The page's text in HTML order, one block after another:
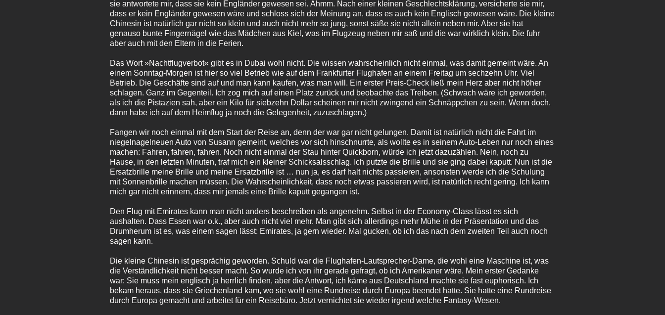
sie antwortete mir, dass sie kein Engländer gewesen sei. Ähmm. Nach einer kleinen Geschlechtsklärung, versicherte sie mir,
dass er kein Engländer gewesen wäre und schloss sich der Meinung an, dass es auch kein Englisch gewesen wäre. Die kleine
Chinesin ist natürlich gar nicht so klein und auch nicht mehr so jung, sonst säße sie nicht allein neben mir. Aber sie hat
genauso bunte Fingernägel wie das Mädchen aus Kiel, was im Flugzeug neben mir saß und die war wirklich klein. Die fuhr
aber auch mit den Eltern in die Ferien.
Das Wort »Nachtflugverbot« gibt es in Dubai wohl nicht. Die wissen wahrscheinlich nicht einmal, was damit gemeint wäre. An
einem Sonntag-Morgen ist hier so viel Betrieb wie auf dem Frankfurter Flughafen an einem Freitag um sechzehn Uhr. Viel
Betrieb. Die Geschäfte sind auf und man kann kaufen, was man will. Ein erster Preis-Check ließ mein Herz aber nicht höher
schlagen. Ganz im Gegenteil. Ich zog mich auf einen Platz zurück und beobachte das Treiben. (Schwach wäre ich geworden,
als ich die Pistazien sah, aber ein Kilo für siebzehn Dollar scheinen mir nicht zwingend ein Schnäppchen zu sein. Wenn doch,
dann habe ich auf dem Heimflug ja noch die Gelegenheit, zuzuschlagen.)
Fangen wir noch einmal mit dem Start der Reise an, denn der war gar nicht gelungen. Damit ist natürlich nicht die Fahrt im
niegelnagelneuen Auto von Susann gemeint, welches vor sich hinschnurrte, als wollte es in seinem Auto-Leben nur noch eines
machen: Fahren, fahren, fahren. Noch nicht einmal der Stau hinter Quickborn, würde ich jetzt dazuzählen. Nein, noch zu
Hause, in den letzten Minuten, traf mich ein kleiner Schicksalsschlag. Ich putzte die Brille und sie ging dabei kaputt. Nun ist die
Ersatzbrille meine Brille und meine Ersatzbrille ist … nun ja, es darf halt nichts passieren, ansonsten werde ich die Schulung
mit Sonnenbrille machen müssen. Die Wahrscheinlichkeit, dass noch etwas passieren wird, ist natürlich recht gering. Ich kann
mich gar nicht erinnern, dass mir jemals eine Brille kaputt gegangen ist.
Den Flug mit Emirates kann man nicht anders beschreiben als angenehm. Selbst in der Economy-Class lässt es sich
aushalten. Dass Essen war o.k., aber auch nicht viel mehr. Man gibt sich allerdings mehr Mühe in der Präsentation und das
Drumherum ist es, was einem sagen lässt: Emirates, ja gern wieder. Mal gucken, ob ich das nach dem zweiten Teil auch noch
sagen kann.
Die kleine Chinesin ist gesprächig geworden. Schuld war die Flughafen-Lautsprecher-Dame, die wohl eine Maschine ist, was
die Verständlichkeit nicht besser macht. So wurde ich von ihr gerade gefragt, ob ich Amerikaner wäre. Mein erster Gedanke
war: Sie muss mein englisch ja herrlich finden, aber die Antwort, ich käme aus Deutschland machte sie fast euphorisch. Ich
bekam heraus, dass sie Griechenland kam, wo sie wohl eine Rundreise durch Europa beendet hatte. Sie hatte eine Rundreise
durch Europa gemacht und arbeitet für ein Reisebüro. Jetzt vernichtet sie wieder irgend welche Fantasy-Wesen.